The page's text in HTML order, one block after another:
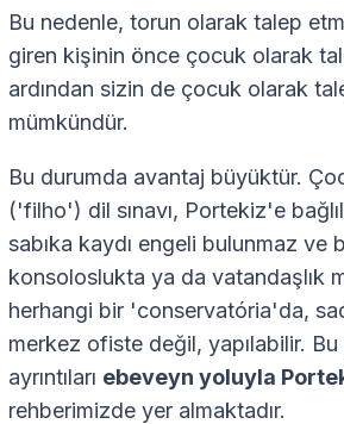
Bu nedenle, torun olarak talep
giren kişinin önce çocuk olarak
ardından sizin de çocuk olarak
mümkündür.
Bu durumda avantaj büyüktür.
('filho') dil sınavı, Portekiz'e
sabıka kaydı engeli bulunmaz ve
konsoloslukta ya da vatandaşlık
herhangi bir 'conservatória'da,
merkez ofiste değil, yapılabilir.
ayrıntıları ebeveyn yoluyla
rehberimizde yer almaktadır.